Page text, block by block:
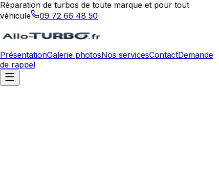
Réparation de turbos de toute marque et pour tout
véhicule
09 72 66 48 50
PrésentationGalerie photosNos servicesContactDemande
de rappel